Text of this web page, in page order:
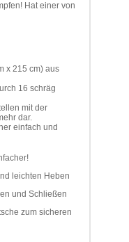
Hat einer von
x 215 cm) aus
16 schräg
mit der
dar.
einfach und
leichten Heben
und Schließen
zum sicheren